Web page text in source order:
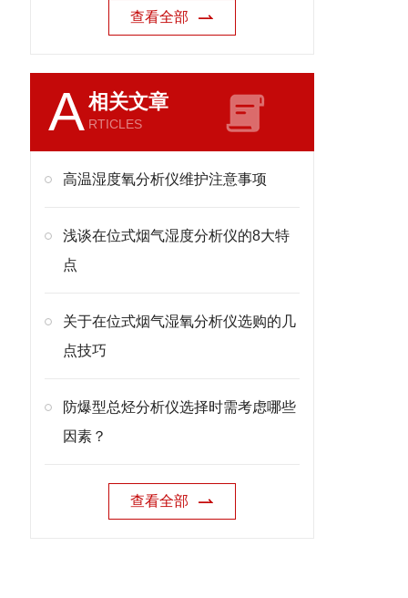
查看全部
A相关文章
RTICLES
高温湿度氧分析仪维护注意事项
浅谈在位式烟气湿度分析仪的8大特
点
关于在位式烟气湿氧分析仪选购的几
点技巧
防爆型总烃分析仪选择时需考虑哪些
因素？
查看全部